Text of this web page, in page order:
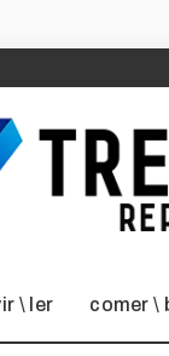
\ ler comer \